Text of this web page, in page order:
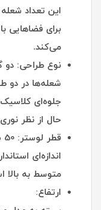
این تعداد
برای فضاهایی
می‌کند.
نوع طراحی: دو
شعله‌ها در دو
جلوه‌ای
حال از نظر
قطر لوستر: 50 سانتی‌متر
اندازه‌ای
متوسط به بالا
ارتفاع: